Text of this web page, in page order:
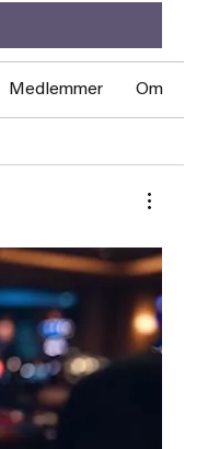
Medlemmer Om